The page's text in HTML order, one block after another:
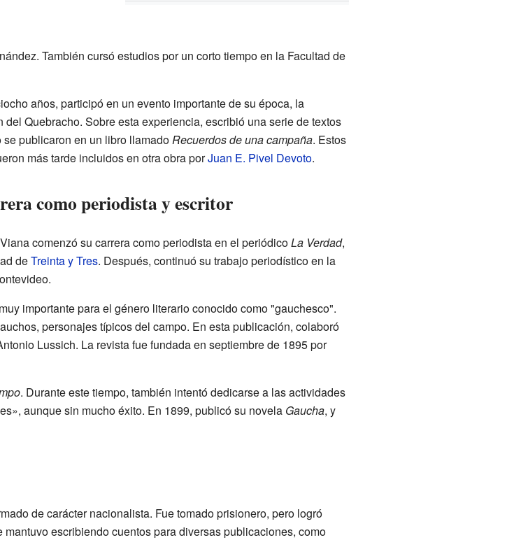
También cursó estudios por un corto tiempo en la Facultad de
años, participó en un evento importante de su época, la
del Quebracho. Sobre esta experiencia, escribió una serie de textos
se publicaron en un libro llamadoRecuerdos de una campaña. Estos
más tarde incluidos en otra obra porJuan E. Pivel Devoto.
como periodista y escritor
comenzó su carrera como periodista en el periódicoLa Verdad,
deTreinta y Tres. Después, continuó su trabajo periodístico en la
importante para el género literario conocido como "gauchesco".
personajes típicos del campo. En esta publicación, colaboró
Lussich. La revista fue fundada en septiembre de 1895 por
. Durante este tiempo, también intentó dedicarse a las actividades
aunque sin mucho éxito. En 1899, publicó su novela Gaucha, y
de carácter nacionalista. Fue tomado prisionero, pero logró
mantuvo escribiendo cuentos para diversas publicaciones, como